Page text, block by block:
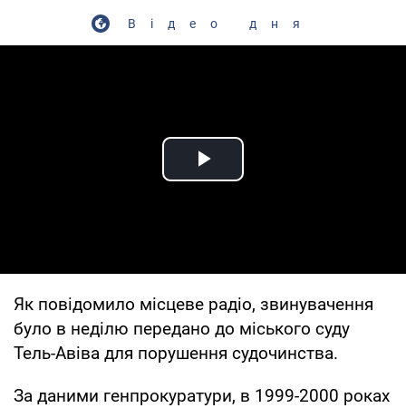
Відео дня
Play Video
Як повідомило місцеве радіо, звинувачення
було в неділю передано до міського суду
Тель-Авіва для порушення судочинства.
За даними генпрокуратури, в 1999-2000 роках